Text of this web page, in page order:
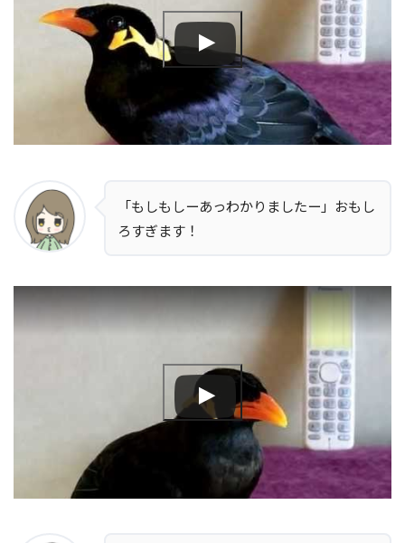
「もしもしーあっわかりましたー」おもし
ろすぎます！